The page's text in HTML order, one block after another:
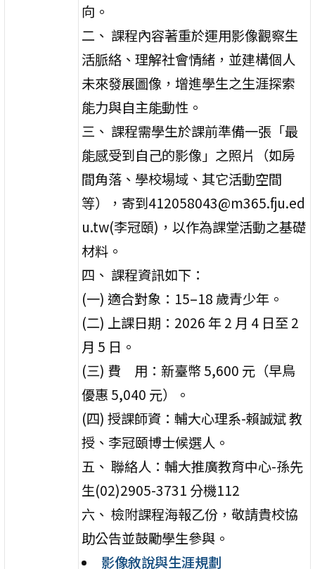
向。
二、 課程內容著重於運用影像觀察生
活脈絡、理解社會情緒，並建構個人
未來發展圖像，增進學生之生涯探索
能力與自主能動性。
三、 課程需學生於課前準備一張「最
能感受到自己的影像」之照片（如房
間角落、學校場域、其它活動空間
等），寄到412058043@m365.fju.ed
u.tw(李冠頤)，以作為課堂活動之基礎
材料。
四、 課程資訊如下：
(一) 適合對象：15–18 歲青少年。
(二) 上課日期：2026 年 2 月 4 日至 2
月 5 日。
(三) 費 用：新臺幣 5,600 元（早鳥
優惠 5,040 元）。
(四) 授課師資：輔大心理系-賴誠斌 教
授、李冠頤博士候選人。
五、 聯絡人：輔大推廣教育中心-孫先
生(02)2905-3731 分機112
六、 檢附課程海報乙份，敬請貴校協
助公告並鼓勵學生參與。
影像敘說與生涯規劃